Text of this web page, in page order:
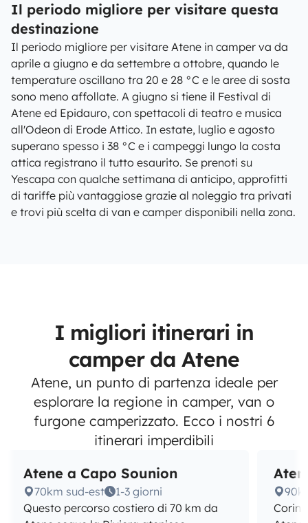
Il periodo migliore per visitare questa
destinazione
Il periodo migliore per visitare Atene in camper va da
aprile a giugno e da settembre a ottobre, quando le
temperature oscillano tra 20 e 28 °C e le aree di sosta
sono meno affollate. A giugno si tiene il Festival di
Atene ed Epidauro, con spettacoli di teatro e musica
all'Odeon di Erode Attico. In estate, luglio e agosto
superano spesso i 38 °C e i campeggi lungo la costa
attica registrano il tutto esaurito. Se prenoti su
Yescapa con qualche settimana di anticipo, approfitti
di tariffe più vantaggiose grazie al noleggio tra privati
e trovi più scelta di van e camper disponibili nella zona.
I migliori itinerari in
camper da Atene
Atene, un punto di partenza ideale per
esplorare la regione in camper, van o
furgone camperizzato. Ecco i nostri 6
itinerari imperdibili
Atene a Capo Sounion
70km sud-est
1-3 giorni
Questo percorso costiero di 70 km da